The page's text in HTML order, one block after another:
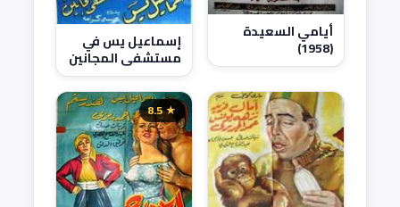
أيامي السعيدة
(1958) إسماعيل يس في
مستشفى المجانين
(1958)
★ 8.5